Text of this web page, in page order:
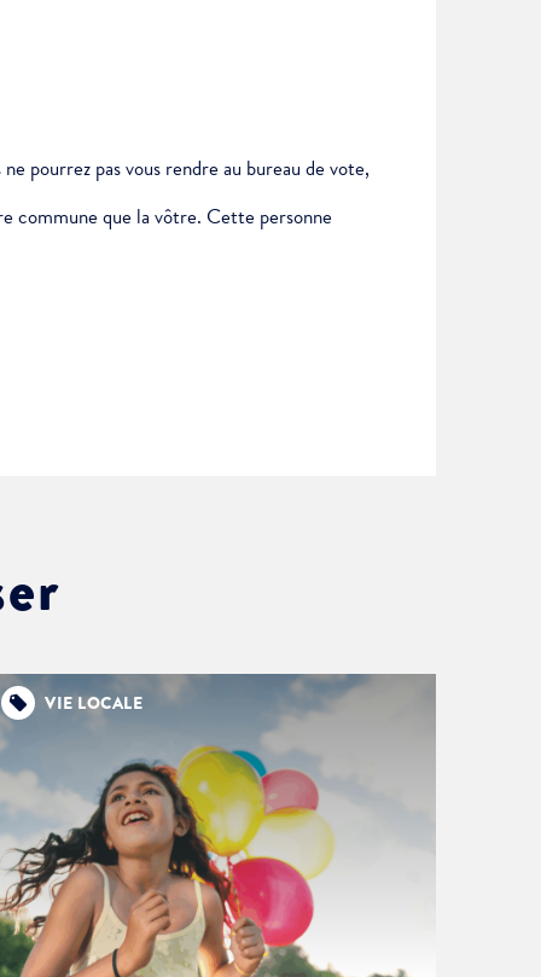
pourrez pas vous rendre au bureau de vote,
commune que la vôtre. Cette personne
VIE LOCALE